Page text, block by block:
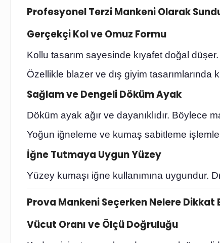
Profesyonel Terzi Mankeni Olarak
Gerçekçi Kol ve Omuz Formu
Kollu tasarım sayesinde kıyafet doğal
Özellikle blazer ve dış giyim
Sağlam ve Dengeli Döküm Ayak
Döküm ayak ağır ve dayanıklıdır. Böylece
Yoğun iğneleme ve kumaş sabitleme
İğne Tutmaya Uygun Yüzey
Yüzey kumaşı iğne kullanımına uygundur.
Prova Mankeni Seçerken Nelere Dikkat
Vücut Oranı ve Ölçü Doğruluğu